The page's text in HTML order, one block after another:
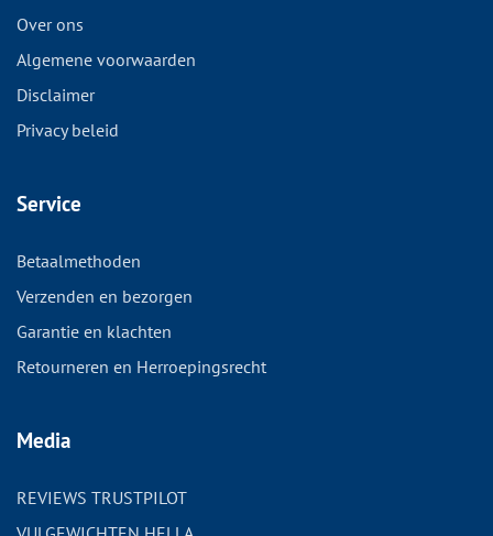
Over ons
Algemene voorwaarden
Disclaimer
Privacy beleid
Service
Betaalmethoden
Verzenden en bezorgen
Garantie en klachten
Retourneren en Herroepingsrecht
Media
REVIEWS TRUSTPILOT